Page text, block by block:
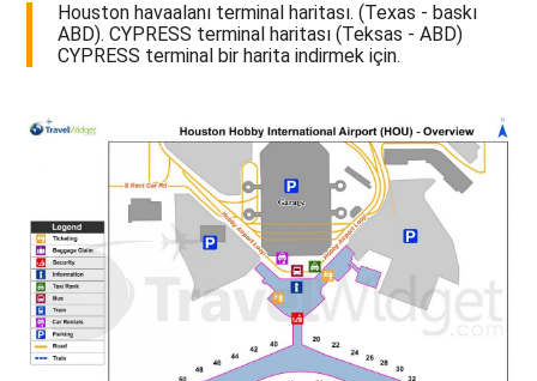
Houston havaalanı terminal haritası. (Texas - baskı
ABD). CYPRESS terminal haritası (Teksas - ABD)
CYPRESS terminal bir harita indirmek için.